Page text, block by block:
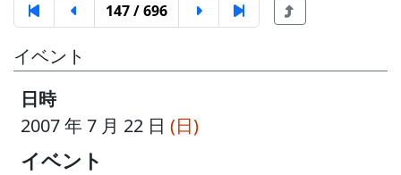
147 / 696
イベント
日時
2007 年 7 月 22 日 (日)
イベント